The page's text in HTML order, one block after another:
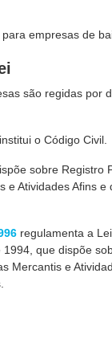
empresas de
são regidas por
institui o Código Civil.
sobre Registro
e Atividades Afins e
regulamenta a
que dispõe
Mercantis e